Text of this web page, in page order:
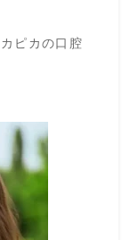
ピカの口腔